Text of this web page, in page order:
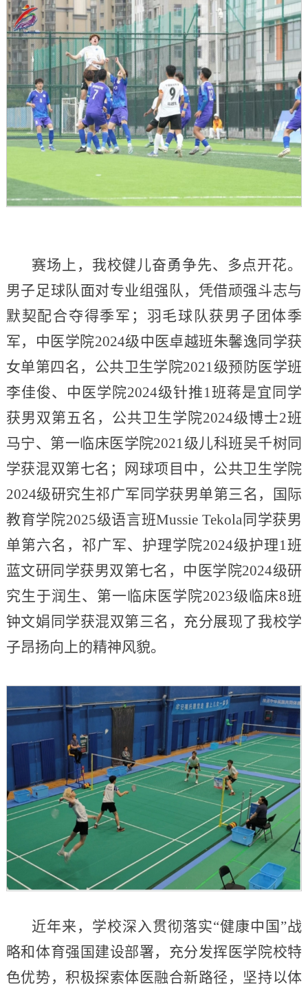
赛场上，我校健儿奋勇争先、多点开花。
男子足球队面对专业组强队，凭借顽强斗志与
默契配合夺得季军；羽毛球队获男子团体季
军，中医学院2024级中医卓越班朱馨逸同学获
女单第四名，公共卫生学院2021级预防医学班
李佳俊、中医学院2024级针推1班蒋是宜同学
获男双第五名，公共卫生学院2024级博士2班
马宁、第一临床医学院2021级儿科班吴千树同
学获混双第七名；网球项目中，公共卫生学院
2024级研究生祁广军同学获男单第三名，国际
教育学院2025级语言班Mussie Tekola同学获男
单第六名，祁广军、护理学院2024级护理1班
蓝文研同学获男双第七名，中医学院2024级研
究生于润生、第一临床医学院2023级临床8班
钟文娟同学获混双第三名，充分展现了我校学
子昂扬向上的精神风貌。
近年来，学校深入贯彻落实“健康中国”战
略和体育强国建设部署，充分发挥医学院校特
色优势，积极探索体医融合新路径，坚持以体